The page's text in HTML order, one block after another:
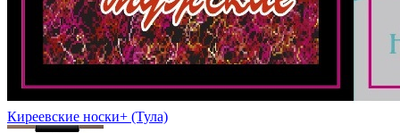
Киреевские носки+ (Тула)